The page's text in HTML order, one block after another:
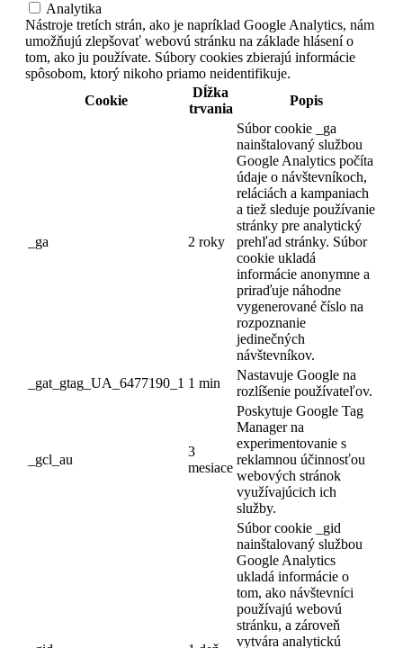
Analytika
Nástroje tretích strán, ako je napríklad Google Analytics, nám
umožňujú zlepšovať webovú stránku na základe hlásení o
tom, ako ju používate. Súbory cookies zbierajú informácie
spôsobom, ktorý nikoho priamo neidentifikuje.
Cookie
Dĺžka
trvania
Popis
_ga 2 roky
Súbor cookie _ga
nainštalovaný službou
Google Analytics počíta
údaje o návštevníkoch,
reláciách a kampaniach
a tiež sleduje používanie
stránky pre analytický
prehľad stránky. Súbor
cookie ukladá
informácie anonymne a
priraďuje náhodne
vygenerované číslo na
rozpoznanie
jedinečných
návštevníkov.
_gat_gtag_UA_6477190_1 1 min
Nastavuje Google na
rozlíšenie používateľov.
_gcl_au
3
mesiace
Poskytuje Google Tag
Manager na
experimentovanie s
reklamnou účinnosťou
webových stránok
využívajúcich ich
služby.
Súbor cookie _gid
nainštalovaný službou
Google Analytics
ukladá informácie o
tom, ako návštevníci
používajú webovú
stránku, a zároveň
vytvára analytickú